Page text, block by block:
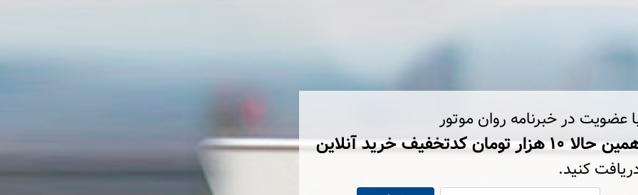
عضویت در خبرنامه روان موتور
حالا ۱۰ هزار تومان کد‌تخفیف خرید آنلاین
کنید.